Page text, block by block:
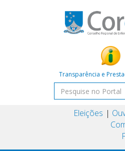
Transparência e
Eleições